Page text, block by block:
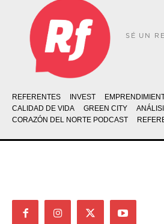
SÉ UN
REFERENTES INVEST
CALIDAD DE VIDA
GREEN CITY
CORAZÓN DEL NORTE PODCAST